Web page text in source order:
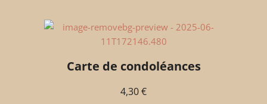
Carte de condoléances
4,30€